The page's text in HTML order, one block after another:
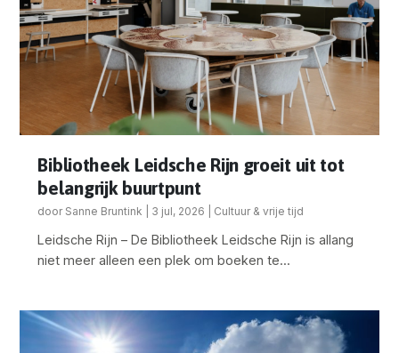
Bibliotheek Leidsche Rijn groeit uit tot
belangrijk buurtpunt
door Sanne Bruntink 3 jul, 2026 Cultuur & vrije tijd
Leidsche Rijn – De Bibliotheek Leidsche Rijn is allang
niet meer alleen een plek om boeken te...